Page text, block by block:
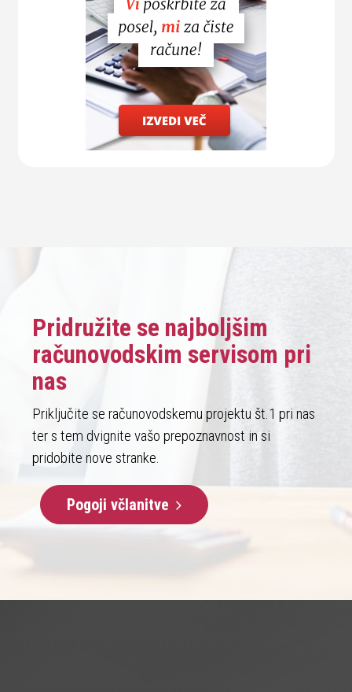
Pridružite se najboljšim
računovodskim servisom pri
nas
Priključite se računovodskemu projektu št.1 pri nas
ter s tem dvignite vašo prepoznavnost in si
pridobite nove stranke.
Pogoji včlanitve